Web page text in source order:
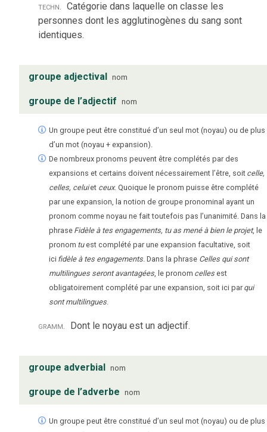
techn. Catégorie dans laquelle on classe les
personnes dont les agglutinogènes du sang sont
identiques.
groupe adjectival nom
groupe de l’adjectif nom
Un groupe peut être constitué d’un seul mot (noyau) ou de plus
d’un mot (noyau + expansion).
De nombreux pronoms peuvent être complétés par des
expansions et certains doivent nécessairement l’être, soit celle,
celles, celuiet ceux. Quoique le pronom puisse être complété
par une expansion, la notion de groupe pronominal ayant un
pronom comme noyau ne fait toutefois pas l’unanimité. Dans la
phrase Fidèle à tes engagements, tu as mené à bien le projet, le
pronom tuest complété par une expansion facultative, soit
ici fidèle à tes engagements. Dans la phrase Celles qui sont
multilingues seront avantagées, le pronom celles est
obligatoirement complété par une expansion, soit ici par qui
sont multilingues.
gramm. Dont le noyau est un adjectif.
groupe adverbial nom
groupe de l’adverbe nom
Un groupe peut être constitué d’un seul mot (noyau) ou de plus